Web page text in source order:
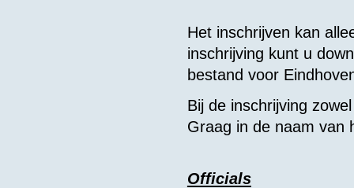
Het inschrijven kan
inschrijving kunt u
bestand voor
Bij de inschrijving
Graag in de naam van
Officials